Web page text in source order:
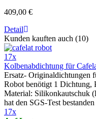
409,00 €
Detail
Kunden kauften auch (10)
17x
Kolbenabdichtung für
Ersatz- Originaldichtungen
Robot benötigt 1 Dichtung,
Material: Silikonkautschuk
hat den SGS-Test
17x